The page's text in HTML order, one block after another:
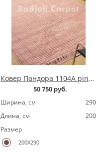
Ковер Пандора 1104A pink/pink
50 750 руб.
Ширина, cм
290
Длина, cм
200
Размер
200X290